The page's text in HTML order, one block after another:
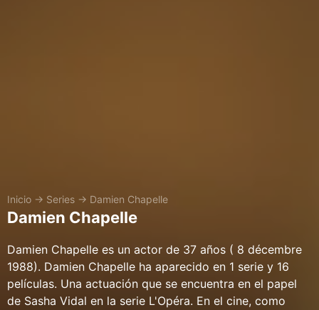
Inicio → Series → Damien Chapelle
Damien Chapelle
Damien Chapelle es un actor de 37 años ( 8 décembre
1988). Damien Chapelle ha aparecido en 1 serie y 16
películas. Una actuación que se encuentra en el papel
de Sasha Vidal en la serie L'Opéra. En el cine, como